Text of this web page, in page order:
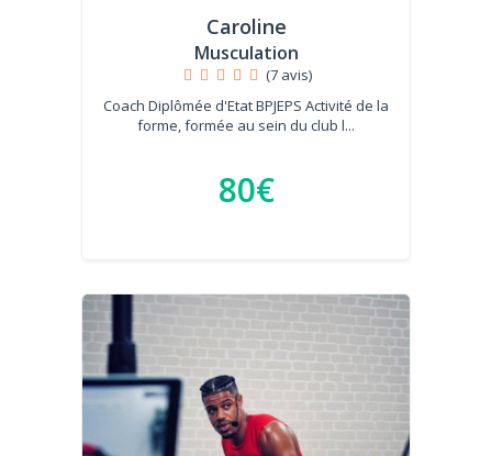
Caroline
Musculation
(7 avis)
Coach Diplômée d'Etat BPJEPS Activité de la
forme, formée au sein du club l...
80€